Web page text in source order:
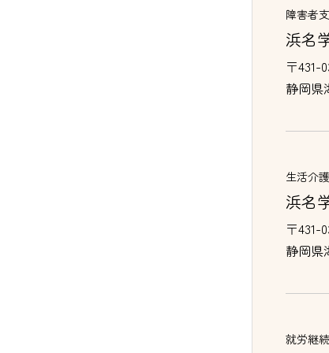
障害者
浜名
〒431-
静岡県
生活介
浜名
〒431-
静岡県
就労継